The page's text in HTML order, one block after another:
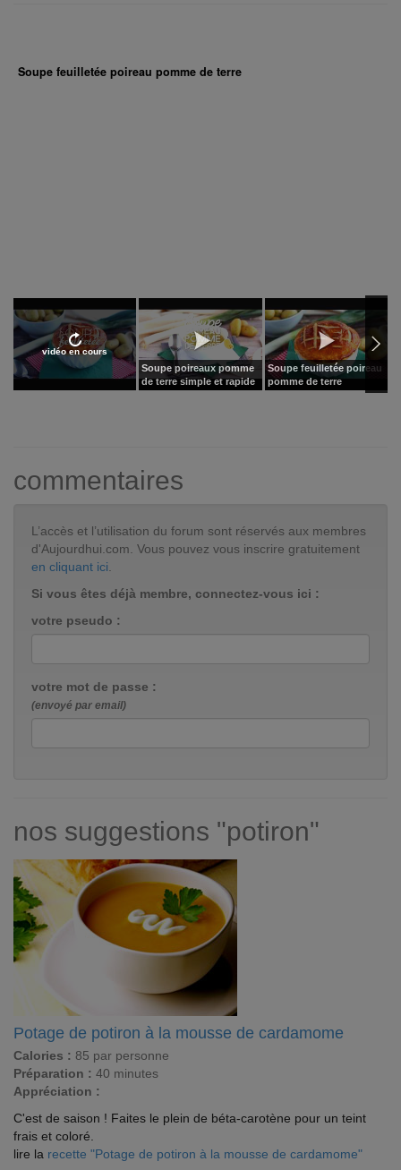
Soupe feuilletée poireau pomme de terre
vidéo en cours
Soupe poireaux pomme
de terre simple et rapide
Soupe feuilletée poireau
pomme de terre
commentaires
L’accès et l’utilisation du forum sont réservés aux membres
d'Aujourdhui.com. Vous pouvez vous inscrire gratuitement
en cliquant ici.
Si vous êtes déjà membre, connectez-vous ici :
votre pseudo :
votre mot de passe :
(envoyé par email)
nos suggestions "potiron"
Potage de potiron à la mousse de cardamome
Calories : 85 par personne
Préparation : 40 minutes
Appréciation :
C'est de saison ! Faites le plein de béta-carotène pour un teint
frais et coloré.
lire la recette "Potage de potiron à la mousse de cardamome"